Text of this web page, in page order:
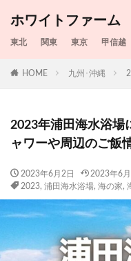
ホワイトファーム
東北 関東 東京 甲信越
HOME 九州･沖縄
2023年浦田海水浴場
ャワーや周辺のご飯
2023年6月2日 2023年6月
2023, 浦田海水浴場, 海の家,